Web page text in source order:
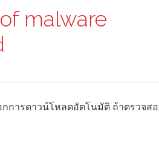
malware
กการดาวน์โหลดอัตโนมัติ ถ้าตรวจส